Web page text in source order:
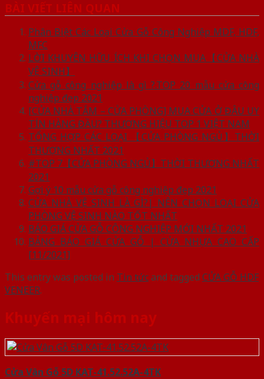
BÀI VIẾT LIÊN QUAN
Phân Biệt Các Loại Cửa Gỗ Công Nghiệp MDF, HDF,
MFC
LỜI KHUYÊN HỮU ÍCH KHI CHỌN MUA【CỬA NHÀ
VỆ SINH】
Cửa gỗ công nghiệp là gì ?.TOP 20 mẫu cửa công
nghiệp đẹp 2021
[CỬA NHÀ TẮM – CỬA PHÒNG] MUA CỬA Ở ĐÂU UY
TÍN HÀNG ĐẦU? THƯƠNG HIỆU TOP 1 VIỆT NAM
TỔNG HỢP CÁC LOẠI 【CỬA PHÒNG NGỦ】THỜI
THƯỢNG NHẤT 2021
#TOP 7【CỬA PHÒNG NGỦ】THỜI THƯỢNG NHẤT
2021
Gợi ý 10 mẫu cửa gỗ công nghiệp đẹp 2021
CỬA NHÀ VỆ SINH LÀ GÌ?| NÊN CHỌN LOẠI CỬA
PHÒNG VỆ SINH NÀO TỐT NHẤT
BÁO GIÁ CỬA GỖ CÔNG NGHIỆP MỚI NHẤT 2021
BẢNG BÁO GIÁ CỬA GỖ | CỬA NHỰA CAO CẤP
[11/2021]
This entry was posted in Tin tứcand tagged CỬA GỖ HDF
VENEER.
Khuyến mại hôm nay
Cửa Vân Gỗ 5D KAT-41.52.52A-4TK